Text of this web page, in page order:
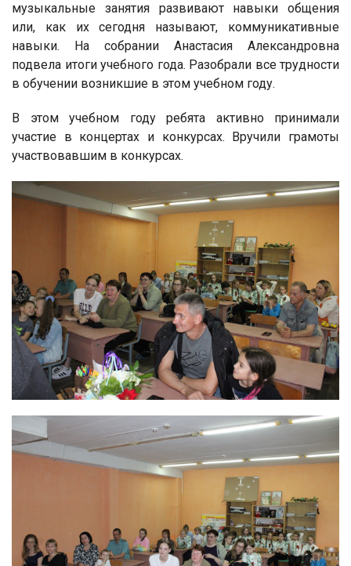
музыкальные занятия развивают навыки общения
или, как их сегодня называют, коммуникативные
навыки. На собрании Анастасия Александровна
подвела итоги учебного года. Разобрали все трудности
в обучении возникшие в этом учебном году.
В этом учебном году ребята активно принимали
участие в концертах и конкурсах. Вручили грамоты
участвовавшим в конкурсах.